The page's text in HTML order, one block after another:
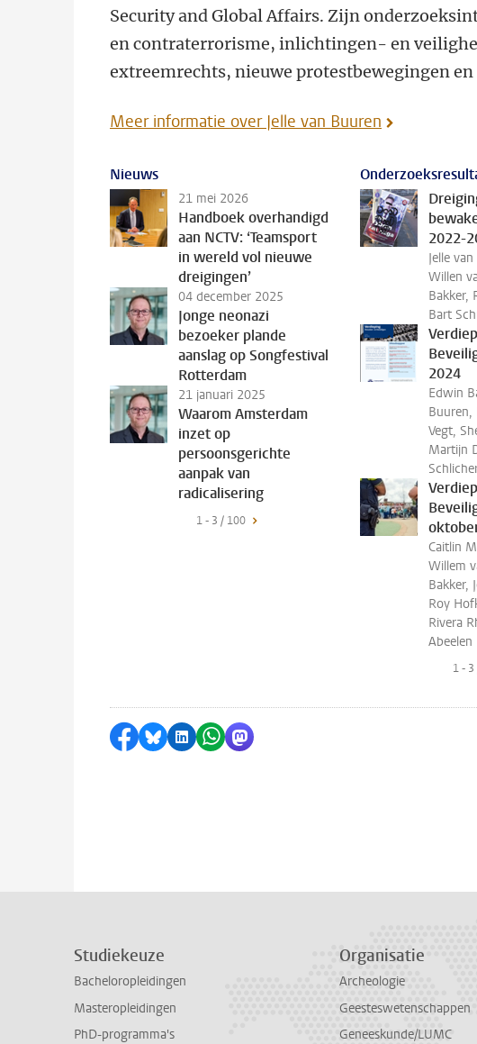
Security and Global Affairs. Zijn
en contraterrorisme, inlichtingen- en
extreemrechts, nieuwe protestbewegingen
Meer informatie over Jelle van Buuren
Nieuws
21 mei 2026
Handboek overhandigd
aan NCTV: ‘Teamsport
in wereld vol nieuwe
dreigingen’
04 december 2025
Jonge neonazi
bezoeker plande
aanslag op Songfestival
Rotterdam
21 januari 2025
Waarom Amsterdam
inzet op
persoonsgerichte
aanpak van
radicalisering
1 - 3 / 100
2022-
Jelle
Willen
Bakker,
Bart
2024
Edwin
Buuren,
Vegt,
Martijn
Caitlin
Willem
Bakker,
Roy
Rivera
Abeelen
1 - 3
Delen op Facebook
Delen via Bluesky
Delen op LinkedIn
Delen via WhatsApp
Delen via Mastodon
Studiekeuze
Bacheloropleidingen
Masteropleidingen
PhD-programma's
Organisatie
Archeologie
Geesteswetenschappen
Geneeskunde/LUMC